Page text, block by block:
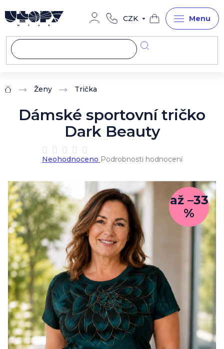
na
obsah
CZK
Nákupní
košík
Domů Ženy Trička
Dámské sportovní tričko
Dark Beauty
Průměrné
hodnocení
je
0,0
z
5
hvězdiček.
Neohodnoceno Podrobnosti hodnocení
až –33
%